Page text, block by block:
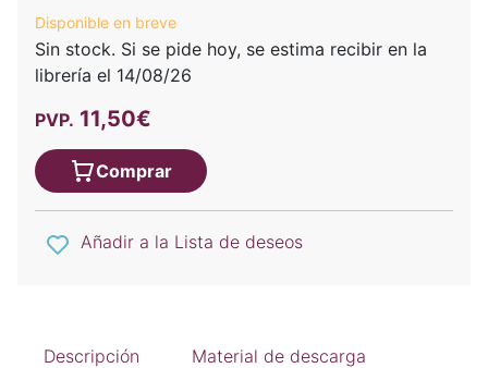
Disponible en breve
Sin stock. Si se pide hoy, se estima recibir en la
librería el 14/08/26
PVP. 11,50€
Comprar
Añadir a la Lista de deseos
Descripción Material de descarga